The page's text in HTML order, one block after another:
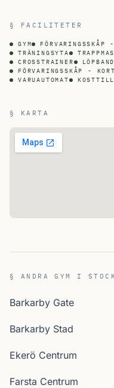
§ FACILITETER
GYM FÖRVARINGSSKÅP
TRÄNINGSYTA
CROSSTRAINER
FÖRVARINGSSKÅP - KORT
VARUAUTOMAT
§ KARTA
§ ANDRA GYM I
Barkarby Gate
Barkarby Stad
Ekerö Centrum
Farsta Centrum